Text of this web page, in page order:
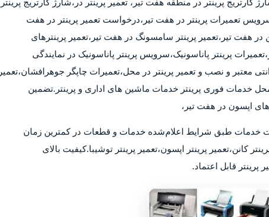
تعمیرات پرینتر در هفت تیر،درخواست تعمیر پرینتر در هفت
در هفت تیر،تعمیر پرینتر سامسونگ در هفت تیر،تعمیر پرینترهای
پرینتر پاناسونیک،سرویس پرینتر پاناسونیک در نمایندگی
معتبر و نصب و تعمیر پرینتر در محل،تعمیرات چاپگر جوهرافشان،تعمیر
محل خدمات فوری پرینتر خدمات ماشین های اداری و پرینتر.تضمین
اپسون در هفت تیر،
خدمات طبق شرایط اعلام‌شده خدمات و قطعات در کمترین زمان
کانن،تعمیر پرینتر اپسون،تعمیر پرینتر توشیبا.کیفیت بالای
قابل اعتماد.